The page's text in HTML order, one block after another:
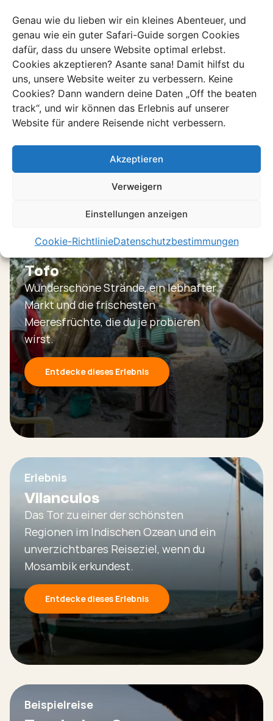
Genau wie du lieben wir ein kleines Abenteuer, und
genau wie ein guter Safari-Guide sorgen Cookies
dafür, dass du unsere Website optimal erlebst.
Cookies akzeptieren? Asante sana! Damit hilfst du
uns, unsere Website weiter zu verbessern. Keine
Cookies? Dann wandern deine Daten „Off the beaten
track“, und wir können das Erlebnis auf unserer
Website für andere Reisende nicht verbessern.
Akzeptieren
Verweigern
Einstellungen anzeigen
Cookie-RichtlinieDatenschutzbestimmungen
you want?!
Curious about other safari options in Mozambique? Find
more informationhere!
Entdecke mehr in
Mosambik
Stöbere durch unsere einzigartigen Erlebnisse
Alle Erlebnisse ansehen
Erlebnis
Tofo
Wunderschöne Strände, ein lebhafter
Markt und die frischesten
Meeresfrüchte, die du je probieren
wirst.
Entdecke dieses Erlebnis
Erlebnis
Vilanculos
Das Tor zu einer der schönsten
Regionen im Indischen Ozean und ein
unverzichtbares Reiseziel, wenn du
Mosambik erkundest.
Entdecke dieses Erlebnis
Beispielreise